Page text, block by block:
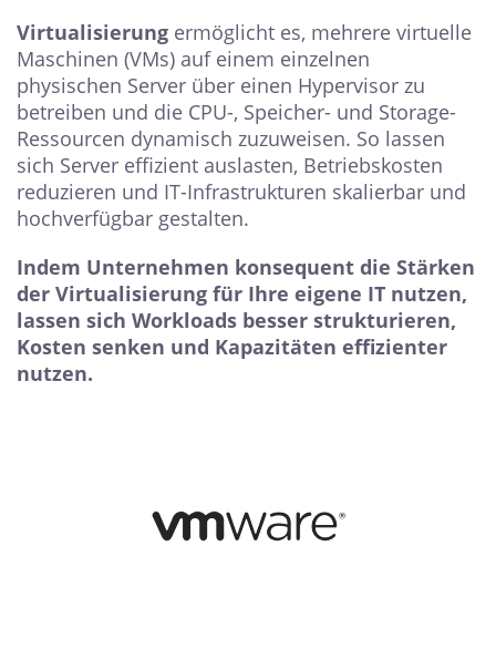
Virtualisierung ermöglicht es, mehrere virtuelle
Maschinen (VMs) auf einem einzelnen
physischen Server über einen Hypervisor zu
betreiben und die CPU-, Speicher- und Storage-
Ressourcen dynamisch zuzuweisen. So lassen
sich Server effizient auslasten, Betriebskosten
reduzieren und IT-Infrastrukturen skalierbar und
hochverfügbar gestalten.
Indem Unternehmen konsequent die Stärken
der Virtualisierung für Ihre eigene IT nutzen,
lassen sich Workloads besser strukturieren,
Kosten senken und Kapazitäten effizienter
nutzen.